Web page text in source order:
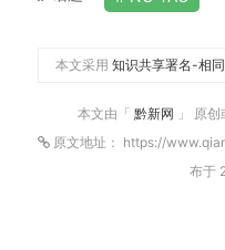
本文采用 知识共享署名-相
本文由「 黔新网 」 原
原文地址： https://
布于